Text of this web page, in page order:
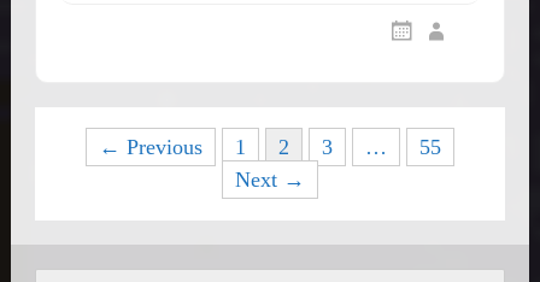
Posts
navigation
← Previous 1 2 3 …
55
Next →